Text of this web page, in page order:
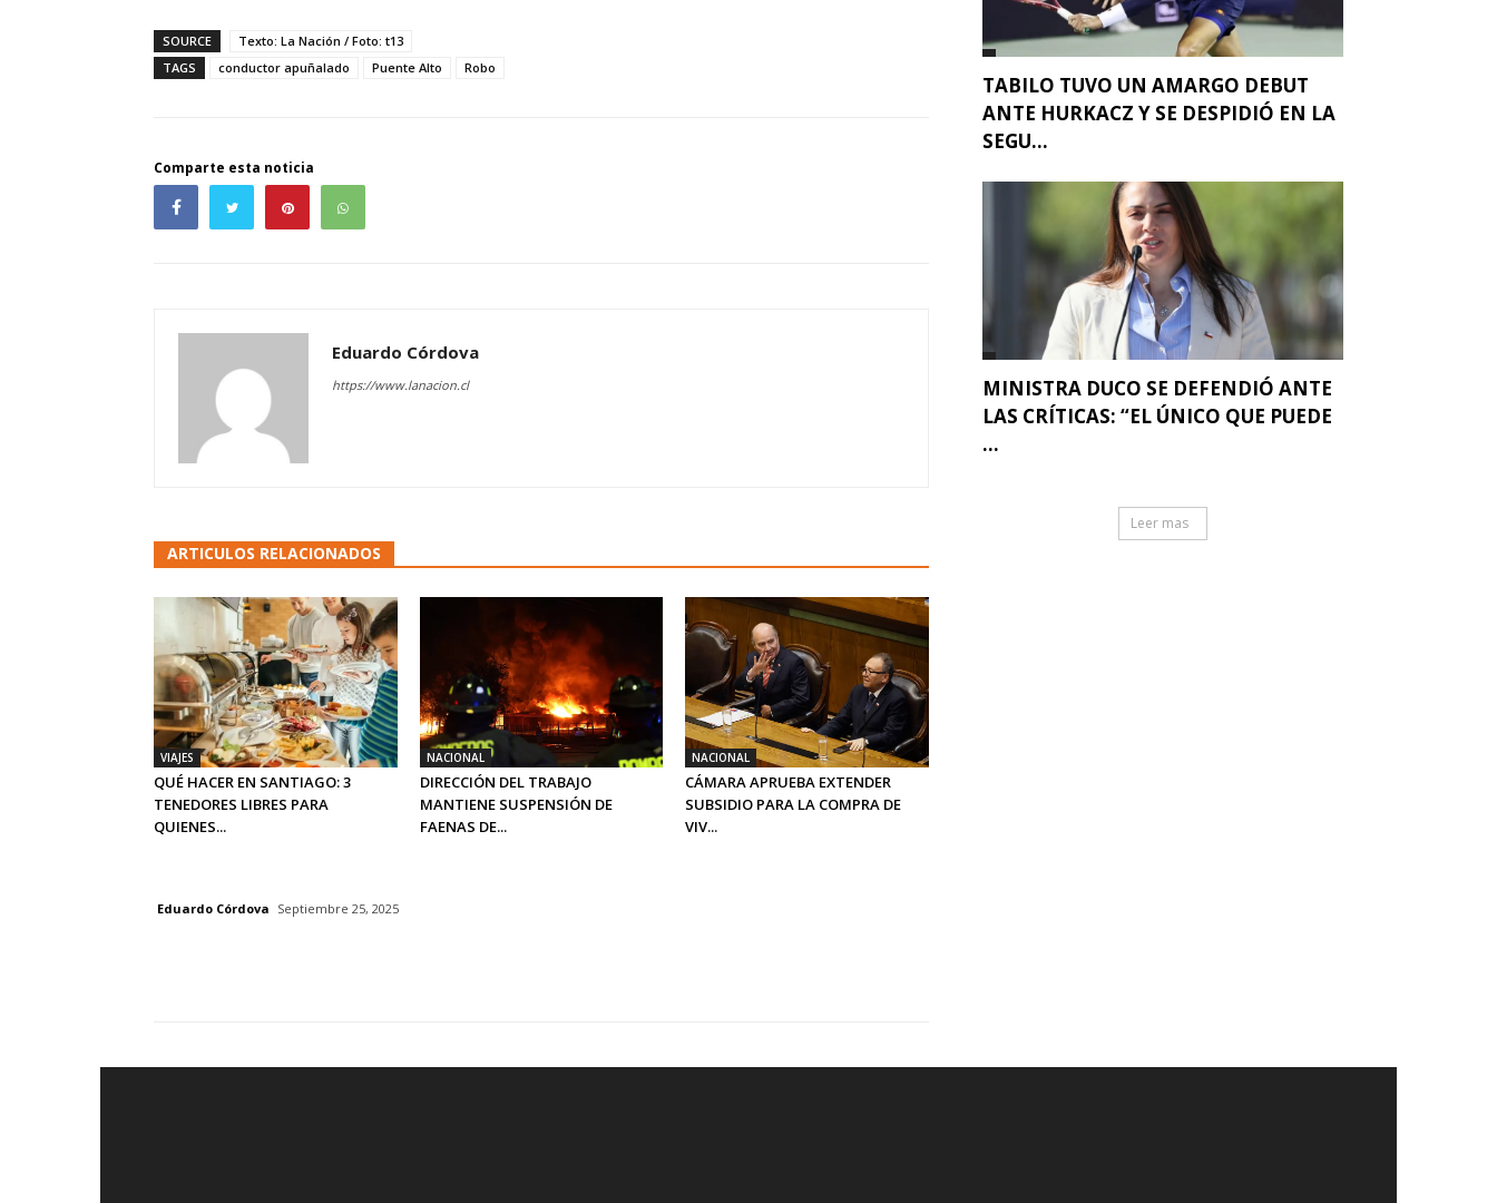
SOURCE
Texto: La Nación / Foto: t13
TAGS
conductor apuñalado Puente Alto Robo
Comparte esta noticia
Eduardo Córdova
https://www.lanacion.cl
ARTICULOS RELACIONADOS
VIAJES
QUÉ HACER EN SANTIAGO: 3
TENEDORES LIBRES PARA
QUIENES...
NACIONAL
DIRECCIÓN DEL TRABAJO
MANTIENE SUSPENSIÓN DE
FAENAS DE...
NACIONAL
CÁMARA APRUEBA EXTENDER
SUBSIDIO PARA LA COMPRA DE
VIV...
TABILO TUVO UN AMARGO DEBUT
ANTE HURKACZ Y SE DESPIDIÓ EN LA
SEGU...
MINISTRA DUCO SE DEFENDIÓ ANTE
LAS CRÍTICAS: “EL ÚNICO QUE PUEDE
...
Leer mas
Eduardo Córdova Septiembre 25, 2025